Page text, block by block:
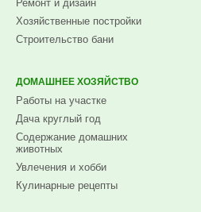
Ремонт и дизайн
Хозяйственные постройки
Строительство бани
ДОМАШНЕЕ ХОЗЯЙСТВО
Работы на участке
Дача круглый год
Содержание домашних
животных
Увлечения и хобби
Кулинарные рецепты